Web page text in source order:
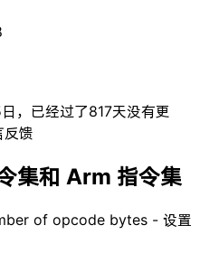
，已经过了817天没有更
反馈
集和 Arm 指令集
of opcode bytes - 设置